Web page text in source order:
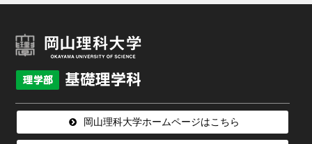
岡山理科大学ホームページはこちら